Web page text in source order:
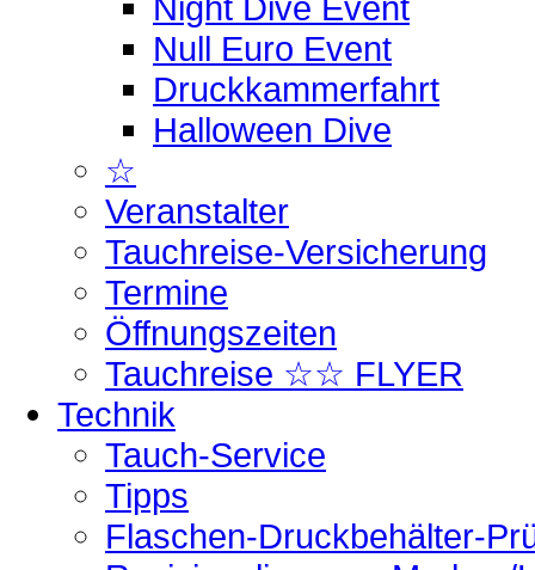
Null Euro Event
Druckkammerfahrt
Halloween Dive
☆
Veranstalter
Tauchreise-Versicherung
Termine
Öffnungszeiten
Tauchreise ☆☆ FLYER
Technik
Tauch-Service
Tipps
Flaschen-Druckbehälter-